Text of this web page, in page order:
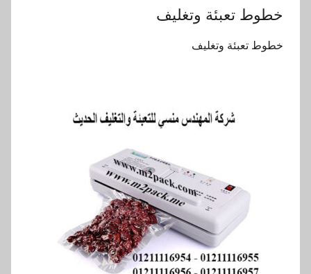
خطوط تعبئة وتغليف
خطوط تعبئة وتغليف